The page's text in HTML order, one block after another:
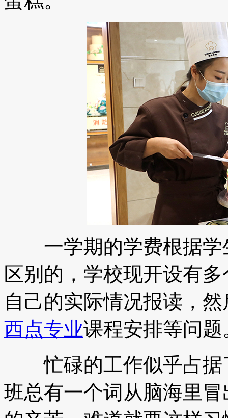
一学期的学费根据学
区别的，学校现开设有多
自己的实际情况报读，
西点专业课程安排等问题
忙碌的工作似乎占据
班总有一个词从脑海里